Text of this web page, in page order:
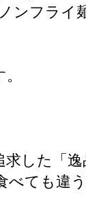
ンフライ
した「逸
ても違